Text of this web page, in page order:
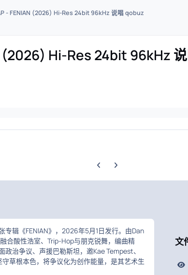
- FENIAN (2026) Hi-Res 24bit 96kHz 说唱 qobuz
(2026) Hi-Res 24bit 96kHz
上一张轮播幻灯片
下一张轮播幻灯片
辑《FENIAN》，2026年5月1日发行。由Dan
合酸性浩室、Trip‑Hop与朋克锐舞，编曲精
治争议、声援巴勒斯坦，邀Kae Tempest、
草根本色，将争议化为创作能量，是其艺术生
文